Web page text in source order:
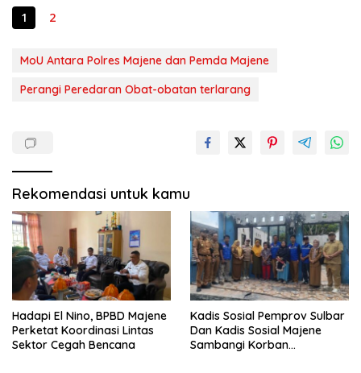
1 2
MoU Antara Polres Majene dan Pemda Majene
Perangi Peredaran Obat-obatan terlarang
Rekomendasi untuk kamu
Hadapi El Nino, BPBD Majene
Perketat Koordinasi Lintas
Sektor Cegah Bencana
Kadis Sosial Pemprov Sulbar
Dan Kadis Sosial Majene
Sambangi Korban